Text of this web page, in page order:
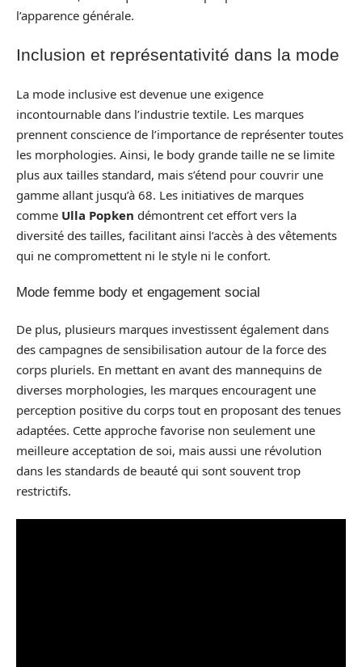
l’apparence générale.
Inclusion et représentativité dans la mode
La mode inclusive est devenue une exigence
incontournable dans l’industrie textile. Les marques
prennent conscience de l’importance de représenter toutes
les morphologies. Ainsi, le body grande taille ne se limite
plus aux tailles standard, mais s’étend pour couvrir une
gamme allant jusqu’à 68. Les initiatives de marques
comme Ulla Popken démontrent cet effort vers la
diversité des tailles, facilitant ainsi l’accès à des vêtements
qui ne compromettent ni le style ni le confort.
Mode femme body et engagement social
De plus, plusieurs marques investissent également dans
des campagnes de sensibilisation autour de la force des
corps pluriels. En mettant en avant des mannequins de
diverses morphologies, les marques encouragent une
perception positive du corps tout en proposant des tenues
adaptées. Cette approche favorise non seulement une
meilleure acceptation de soi, mais aussi une révolution
dans les standards de beauté qui sont souvent trop
restrictifs.